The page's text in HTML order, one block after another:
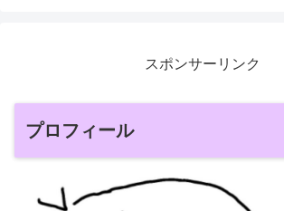
スポンサーリンク
プロフィール